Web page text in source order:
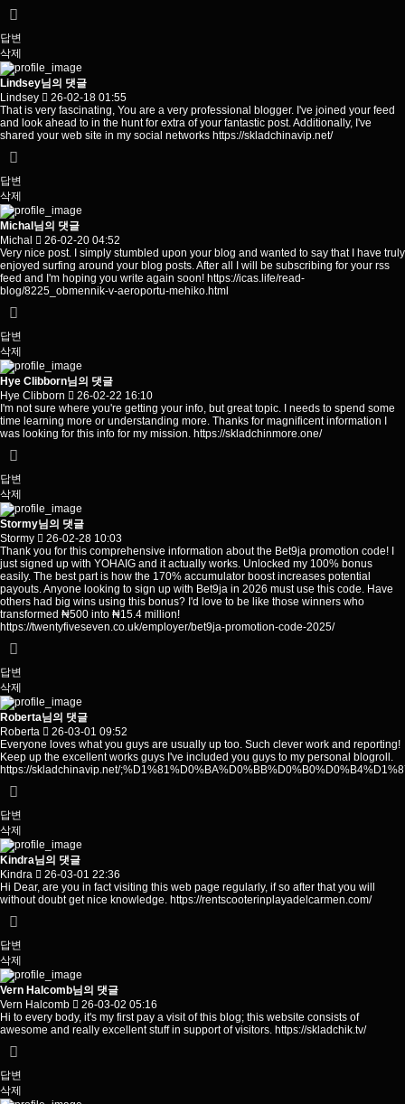
답변
삭제
Lindsey님의 댓글
Lindsey
26-02-18 01:55
That is very fascinating, You are a very professional blogger. I've joined your feed
and look ahead to in the hunt for extra of your fantastic post. Additionally, I've
shared your web site in my social networks https://skladchinavip.net/
답변
삭제
Michal님의 댓글
Michal
26-02-20 04:52
Very nice post. I simply stumbled upon your blog and wanted to say that I have truly
enjoyed surfing around your blog posts. After all I will be subscribing for your rss
feed and I'm hoping you write again soon! https://icas.life/read-
blog/8225_obmennik-v-aeroportu-mehiko.html
답변
삭제
Hye Clibborn님의 댓글
Hye Clibborn
26-02-22 16:10
I'm not sure where you're getting your info, but great topic. I needs to spend some
time learning more or understanding more. Thanks for magnificent information I
was looking for this info for my mission. https://skladchinmore.one/
답변
삭제
Stormy님의 댓글
Stormy
26-02-28 10:03
Thank you for this comprehensive information about the Bet9ja promotion code! I
just signed up with YOHAIG and it actually works. Unlocked my 100% bonus
easily. The best part is how the 170% accumulator boost increases potential
payouts. Anyone looking to sign up with Bet9ja in 2026 must use this code. Have
others had big wins using this bonus? I'd love to be like those winners who
transformed ₦500 into ₦15.4 million!
https://twentyfiveseven.co.uk/employer/bet9ja-promotion-code-2025/
답변
삭제
Roberta님의 댓글
Roberta
26-03-01 09:52
Everyone loves what you guys are usually up too. Such clever work and reporting!
Keep up the excellent works guys I've included you guys to my personal blogroll.
https://skladchinavip.net/
답변
삭제
Kindra님의 댓글
Kindra
26-03-01 22:36
Hi Dear, are you in fact visiting this web page regularly, if so after that you will
without doubt get nice knowledge. https://rentscooterinplayadelcarmen.com/
답변
삭제
Vern Halcomb님의 댓글
Vern Halcomb
26-03-02 05:16
Hi to every body, it's my first pay a visit of this blog; this website consists of
awesome and really excellent stuff in support of visitors. https://skladchik.tv/
답변
삭제